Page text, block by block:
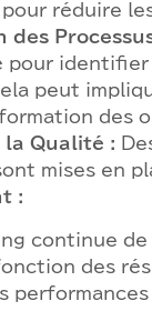
réduire
des
identifier
peut
des
la Qualité :
mises en
:
continue
des